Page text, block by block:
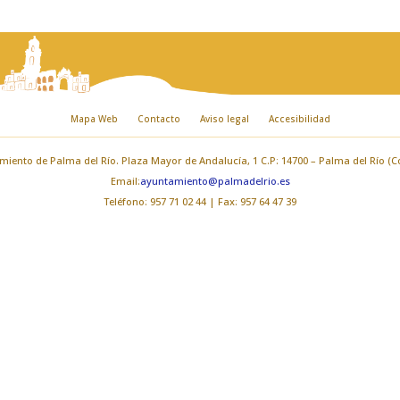
Mapa Web Contacto Aviso legal Accesibilidad
de Palma del Río. Plaza Mayor de Andalucía, 1 C.P: 14700 – Palma del Río
Email:ayuntamiento@palmadelrio.es
Teléfono: 957 71 02 44 | Fax: 957 64 47 39